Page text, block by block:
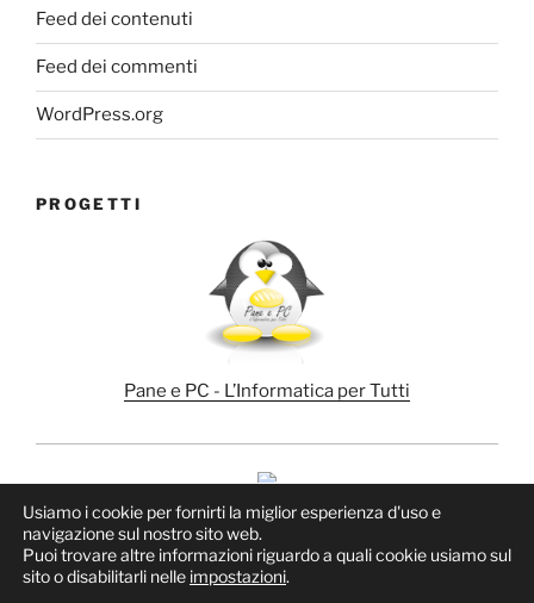
Feed dei contenuti
Feed dei commenti
WordPress.org
PROGETTI
Pane e PC - L’Informatica per Tutti
Usiamo i cookie per fornirti la miglior esperienza d'uso e
navigazione sul nostro sito web.
Puoi trovare altre informazioni riguardo a quali cookie usiamo sul
sito o disabilitarli nelle impostazioni.